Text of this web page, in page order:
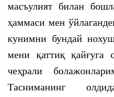
масъулият билан
ҳаммаси мен
кунимни бундай
мени қаттиқ қайғуга
чеҳрали
Тасниманинг